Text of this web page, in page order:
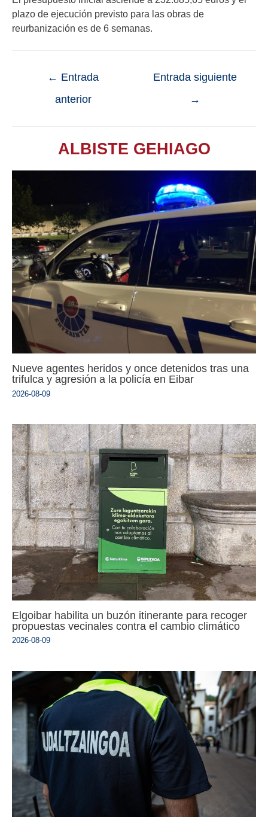
plazo de ejecución previsto para las obras de
reurbanización es de 6 semanas.
← Entrada
anterior
Entrada siguiente
→
ALBISTE GEHIAGO
Nueve agentes heridos y once detenidos tras una
trifulca y agresión a la policía en Eibar
2026-08-09
Elgoibar habilita un buzón itinerante para recoger
propuestas vecinales contra el cambio climático
2026-08-09